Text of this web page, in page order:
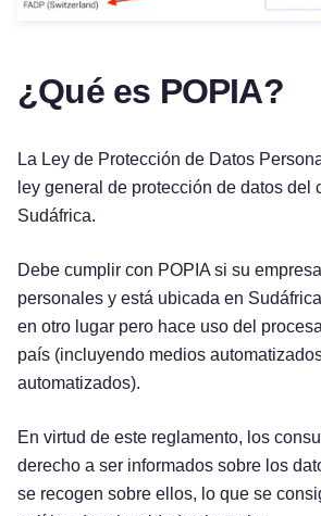
¿Qué es POPIA?
La Ley de Protección de Datos
ley general de protección de datos del
Sudáfrica.
Debe cumplir con POPIA si su
personales y está ubicada en
en otro lugar pero hace uso del
país (incluyendo medios
automatizados).
En virtud de este reglamento, los
derecho a ser informados sobre los
se recogen sobre ellos, lo que se